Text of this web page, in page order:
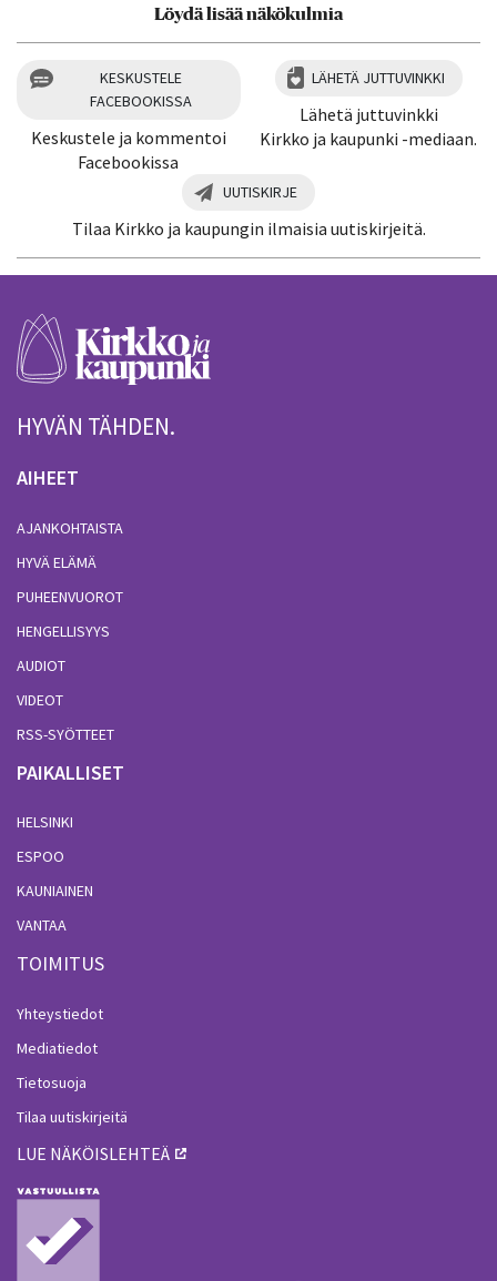
Löydä lisää näkökulmia
KESKUSTELE
FACEBOOKISSA
Keskustele ja kommentoi
Facebookissa
LÄHETÄ JUTTUVINKKI
Lähetä juttuvinkki
Kirkko ja kaupunki -mediaan.
UUTISKIRJE
Tilaa Kirkko ja kaupungin ilmaisia uutiskirjeitä.
HYVÄN TÄHDEN.
AIHEET
AJANKOHTAISTA
HYVÄ ELÄMÄ
PUHEENVUOROT
HENGELLISYYS
AUDIOT
VIDEOT
RSS-SYÖTTEET
PAIKALLISET
HELSINKI
ESPOO
KAUNIAINEN
VANTAA
TOIMITUS
Yhteystiedot
Mediatiedot
Tietosuoja
Tilaa uutiskirjeitä
LUE NÄKÖISLEHTEÄ